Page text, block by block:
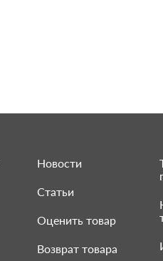
Новости
Статьи
Оценить товар
Возврат товара